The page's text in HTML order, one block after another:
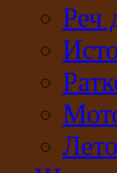
Реч